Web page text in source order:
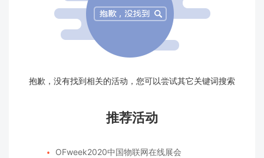
抱歉，没有找到相关的活动，您可以尝试其它关键词搜索
推荐活动
 OFweek2020中国物联网在线展会